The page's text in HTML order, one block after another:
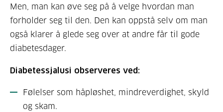
Men, man kan øve seg på å velge hvordan man
forholder seg til den. Den kan oppstå selv om man
også klarer å glede seg over at andre får til gode
diabetesdager.
Diabetessjalusi observeres ved:
Følelser som håpløshet, mindreverdighet, skyld
og skam.